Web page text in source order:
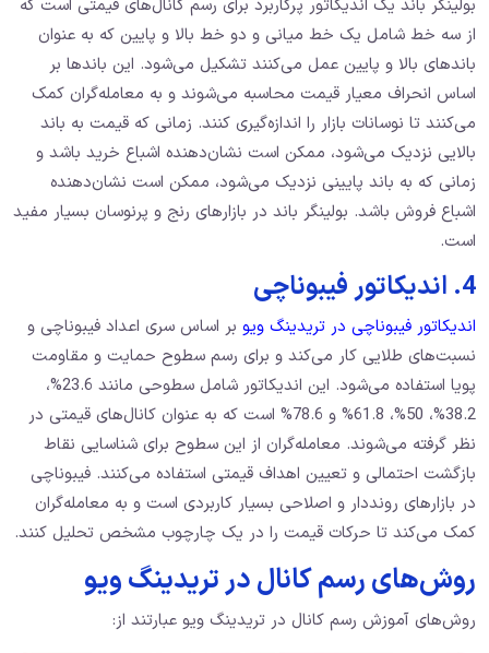
بولینگر باند یک اندیکاتور پرکاربرد برای رسم کانال‌های قیمتی است که
از سه خط شامل یک خط میانی و دو خط بالا و پایین که به عنوان
باندهای بالا و پایین عمل می‌کنند تشکیل می‌شود. این باندها بر
اساس انحراف معیار قیمت محاسبه می‌شوند و به معامله‌گران کمک
می‌کنند تا نوسانات بازار را اندازه‌گیری کنند. زمانی که قیمت به باند
بالایی نزدیک می‌شود، ممکن است نشان‌دهنده‌ اشباع خرید باشد و
زمانی که به باند پایینی نزدیک می‌شود، ممکن است نشان‌دهنده‌
اشباع فروش باشد. بولینگر باند در بازارهای رنج و پرنوسان بسیار مفید
است.
4. اندیکاتور فیبوناچی
اندیکاتور فیبوناچی در تریدینگ ویو بر اساس سری اعداد فیبوناچی و
نسبت‌های طلایی کار می‌کند و برای رسم سطوح حمایت و مقاومت
پویا استفاده می‌شود. این اندیکاتور شامل سطوحی مانند 23.6%،
38.2%، 50%، 61.8% و 78.6% است که به عنوان کانال‌های قیمتی در
نظر گرفته می‌شوند. معامله‌گران از این سطوح برای شناسایی نقاط
بازگشت احتمالی و تعیین اهداف قیمتی استفاده می‌کنند. فیبوناچی
در بازارهای رونددار و اصلاحی بسیار کاربردی است و به معامله‌گران
کمک می‌کند تا حرکات قیمت را در یک چارچوب مشخص تحلیل کنند.
روش‌های رسم کانال در تریدینگ ویو
روش‌های آموزش رسم کانال در تریدینگ ویو عبارتند از: